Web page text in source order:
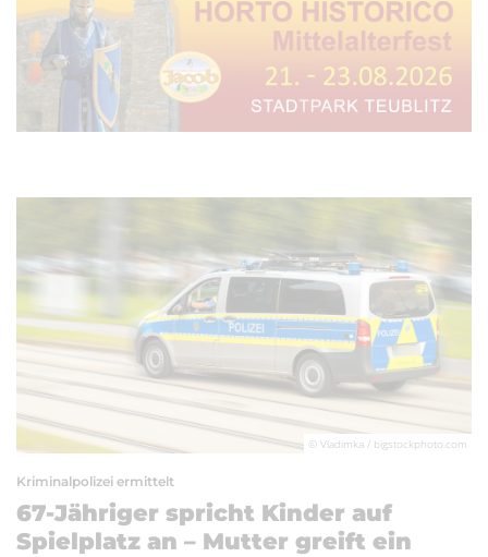
© Vladimka / bigstockphoto.com
Kriminalpolizei ermittelt
67-Jähriger spricht Kinder auf
Spielplatz an – Mutter greift ein